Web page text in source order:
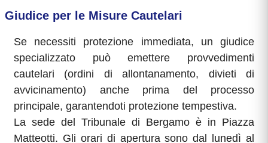
Giudice per le Misure Cautelari
Se necessiti protezione immediata, un giudice
specializzato può emettere provvedimenti
cautelari (ordini di allontanamento, divieti di
avvicinamento) anche prima del processo
principale, garantendoti protezione tempestiva.
La sede del Tribunale di Bergamo è in Piazza
Matteotti. Gli orari di apertura sono dal lunedì al